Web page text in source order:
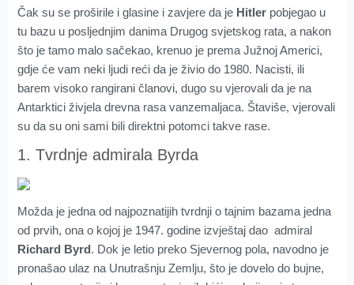
Čak su se proširile i glasine i zavjere da je Hitlerpobjegao u
tu bazu u posljednjim danima Drugog svjetskog rata, a nakon
što je tamo malo sačekao, krenuo je prema Južnoj Americi,
gdje će vam neki ljudi reći da je živio do 1980. Nacisti, ili
barem visoko rangirani članovi, dugo su vjerovali da je na
Antarktici živjela drevna rasa vanzemaljaca. Štaviše, vjerovali
su da su oni sami bili direktni potomci takve rase.
1. Tvrdnje admirala Byrda
Možda je jedna od najpoznatijih tvrdnji o tajnim bazama jedna
od prvih, ona o kojoj je 1947. godine izvještaj dao admiral
Richard Byrd. Dok je letio preko Sjevernog pola, navodno je
pronašao ulaz na Unutrašnju Zemlju, što je dovelo do bujne,